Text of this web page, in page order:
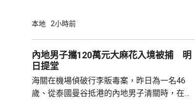
的父母聆訊後在庭外表示，社署認為他們在家
產，認為重犯機會高。他們就在庭上提出，社
署限制探訪的做法是違反《兒童權利公約》及
《公民和政治權利國際公約...
本地 2小時前
內地男子攜120萬元大麻花入境被捕 明
日提堂
海關在機場偵破行李販毒案，昨日為一名46
歲、從泰國曼谷抵港的內地男子清關時，在他